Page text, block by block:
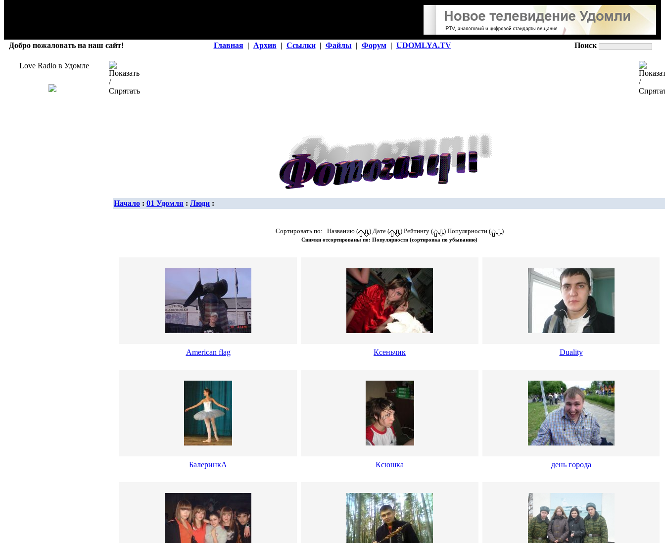
Добро пожаловать на наш сайт! Главная | Архив | Ссылки | Файлы | Форум | UDOMLYA.TV Поиск
Love Radio в Удомле
Начало : 01 Удомля : Люди :
Сортировать по: Названию ( ) Дате ( ) Рейтингу ( ) Популярности ( )
Снимки отсортированы по: Популярности (сортировка по убыванию)
American flag Ксеньчик Duality
БалеринкА Ксюшка день города